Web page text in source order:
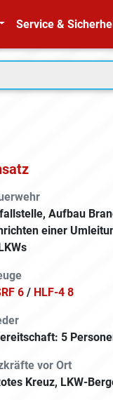
Service &
Aufbau
einer
6 / HLF-4 8
5
vor Ort
Kreuz, LKW-